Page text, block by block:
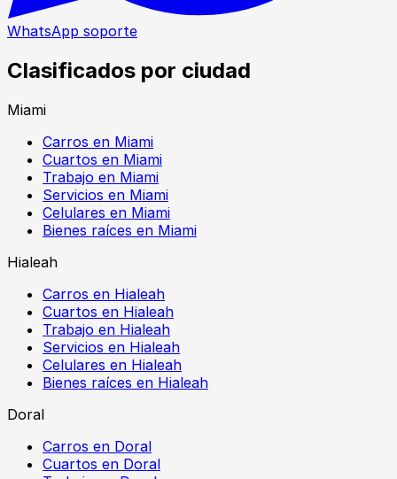
WhatsApp soporte
Clasificados por ciudad
Miami
Carros en Miami
Cuartos en Miami
Trabajo en Miami
Servicios en Miami
Celulares en Miami
Bienes raíces en Miami
Hialeah
Carros en Hialeah
Cuartos en Hialeah
Trabajo en Hialeah
Servicios en Hialeah
Celulares en Hialeah
Bienes raíces en Hialeah
Doral
Carros en Doral
Cuartos en Doral